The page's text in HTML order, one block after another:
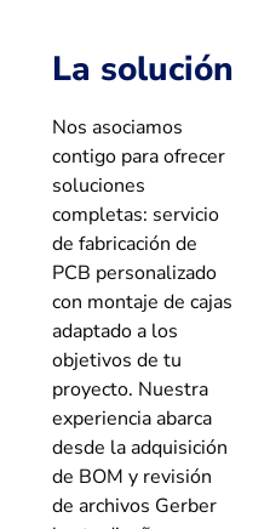
La solución
Nos asociamos
contigo para ofrecer
soluciones
completas: servicio
de fabricación de
PCB personalizado
con montaje de cajas
adaptado a los
objetivos de tu
proyecto. Nuestra
experiencia abarca
desde la adquisición
de BOM y revisión
de archivos Gerber